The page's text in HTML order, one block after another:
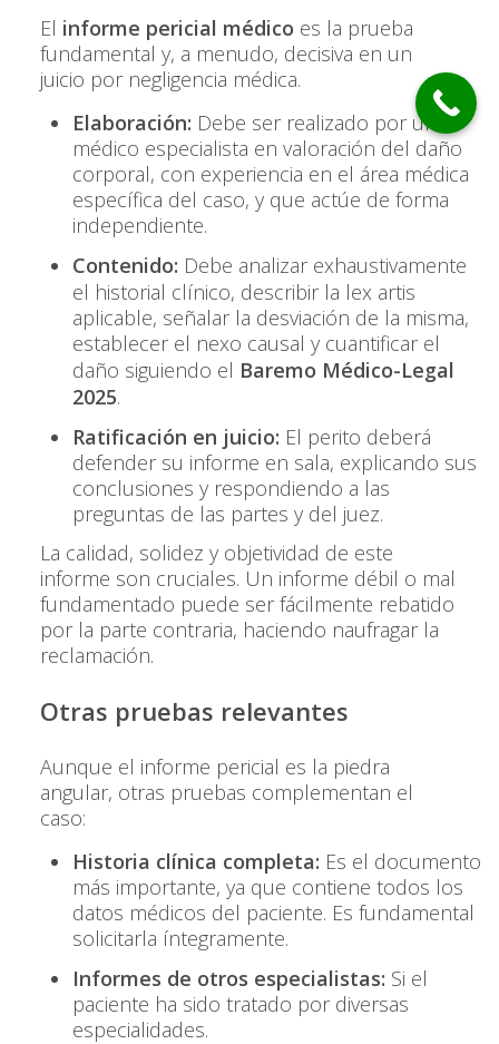
El informe pericial médico es la prueba
fundamental y, a menudo, decisiva en un
juicio por negligencia médica.
Elaboración: Debe ser realizado por un
médico especialista en valoración del daño
corporal, con experiencia en el área médica
específica del caso, y que actúe de forma
independiente.
Contenido: Debe analizar exhaustivamente
el historial clínico, describir la lex artis
aplicable, señalar la desviación de la misma,
establecer el nexo causal y cuantificar el
daño siguiendo el Baremo Médico-Legal
2025.
Ratificación en juicio: El perito deberá
defender su informe en sala, explicando sus
conclusiones y respondiendo a las
preguntas de las partes y del juez.
La calidad, solidez y objetividad de este
informe son cruciales. Un informe débil o mal
fundamentado puede ser fácilmente rebatido
por la parte contraria, haciendo naufragar la
reclamación.
Otras pruebas relevantes
Aunque el informe pericial es la piedra
angular, otras pruebas complementan el
caso:
Historia clínica completa: Es el documento
más importante, ya que contiene todos los
datos médicos del paciente. Es fundamental
solicitarla íntegramente.
Informes de otros especialistas: Si el
paciente ha sido tratado por diversas
especialidades.